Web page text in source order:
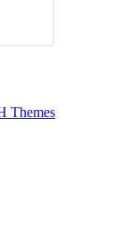
Themes